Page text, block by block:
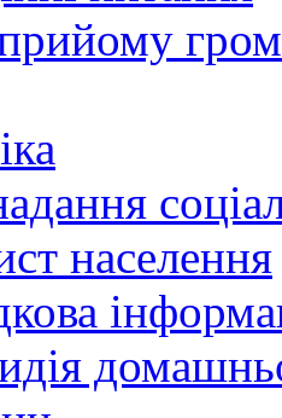
населення